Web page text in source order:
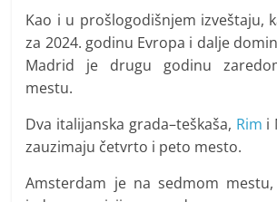
Kao i u prošlogodišnjem izveštaju,
za 2024. godinu Evropa i dalje
Madrid je drugu godinu
mestu.
Dva italijanska grada–teškaša, Rim i
zauzimaju četvrto i peto mesto.
Amsterdam je na sedmom